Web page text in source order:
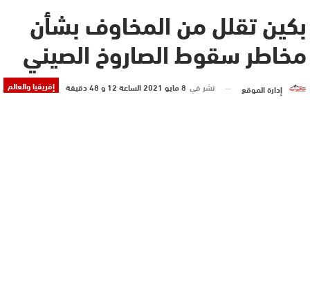
بكين تقلل من المخاوف بشأن
مخاطر سقوط الصاروخ الصيني
إفريقيا والعالم إدارة الموقع نشر في 8 مايو 2021 الساعة 12 و 48 دقيقة